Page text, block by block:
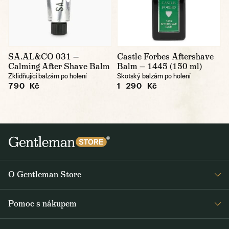
SA.AL&CO 031 —
Calming After Shave Balm
Zklidňující balzám po holení
790 Kč
Castle Forbes Aftershave
Balm — 1445 (150 ml)
Skotský balzám po holení
1 290 Kč
O Gentleman Store
Pomoc s nákupem